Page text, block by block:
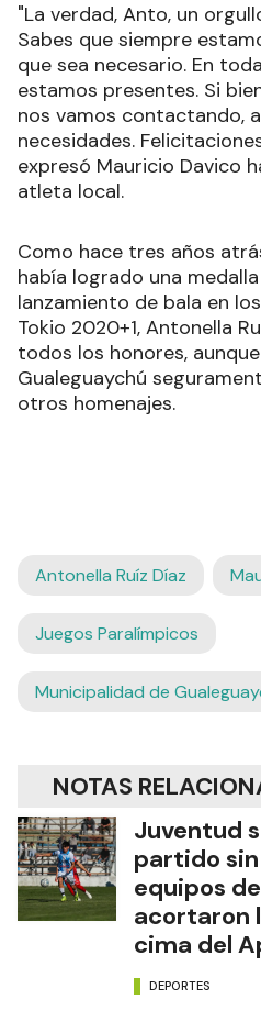
"La verdad, Anto, un
Sabes que siempre
que sea necesario. En
estamos presentes. Si
nos vamos contactando,
necesidades.
expresó Mauricio Davico
atleta local.
Como hace tres años
había logrado una
lanzamiento de bala en
Tokio 2020+1, Antonella
todos los honores,
Gualeguaychú
otros homenajes.
Antonella Ruíz Díaz
Juegos Paralímpicos
Municipalidad de
NOTAS
Juventud
partido
equipos
acortaron
cima del
DEPORTES